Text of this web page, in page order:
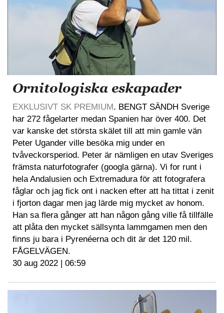
Ornitologiska eskapader
EXKLUSIVT SK PREMIUM. BENGT SÄNDH Sverige
har 272 fågelarter medan Spanien har över 400. Det
var kanske det största skälet till att min gamle vän
Peter Ugander ville besöka mig under en
tvåveckorsperiod. Peter är nämligen en utav Sveriges
främsta naturfotografer (googla gärna). Vi for runt i
hela Andalusien och Extremadura för att fotografera
fåglar och jag fick ont i nacken efter att ha tittat i zenit
i fjorton dagar men jag lärde mig mycket av honom.
Han sa flera gånger att han någon gång ville få tillfälle
att plåta den mycket sällsynta lammgamen men den
finns ju bara i Pyrenéerna och dit är det 120 mil.
FÅGELVÄGEN.
30 aug 2022 | 06:59